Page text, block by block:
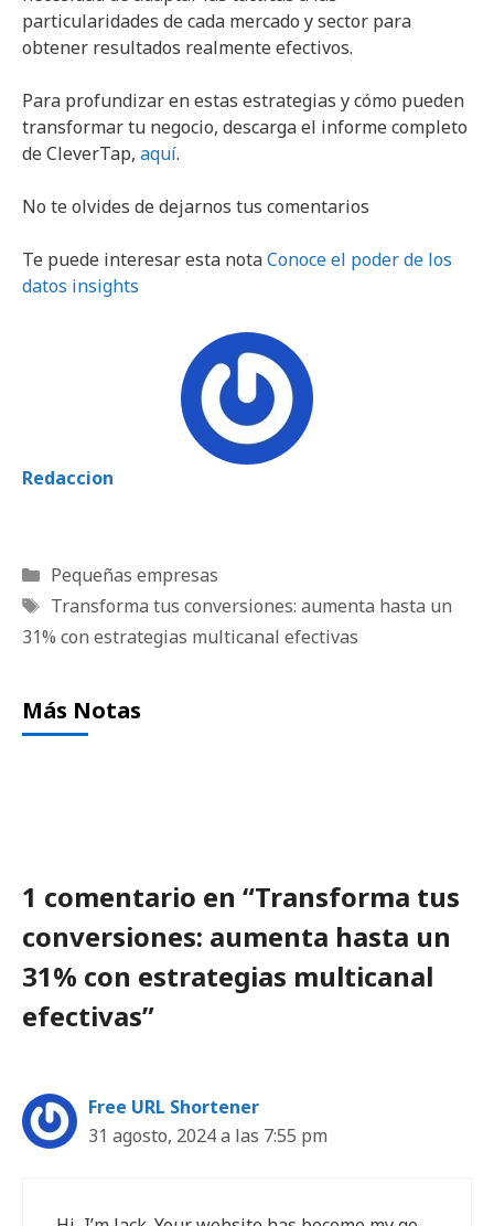
particularidades de cada mercado y sector para
obtener resultados realmente efectivos.
Para profundizar en estas estrategias y cómo pueden
transformar tu negocio, descarga el informe completo
de CleverTap, aquí.
No te olvides de dejarnos tus comentarios
Te puede interesar esta notaConoce el poder de los
datos insights
Redaccion
Categorías
Pequeñas empresas
Etiquetas
Transforma tus conversiones: aumenta hasta un
31% con estrategias multicanal efectivas
Más Notas
1 comentario en “Transforma tus
conversiones: aumenta hasta un
31% con estrategias multicanal
efectivas”
Free URL Shortener
31 agosto, 2024 a las 7:55 pm